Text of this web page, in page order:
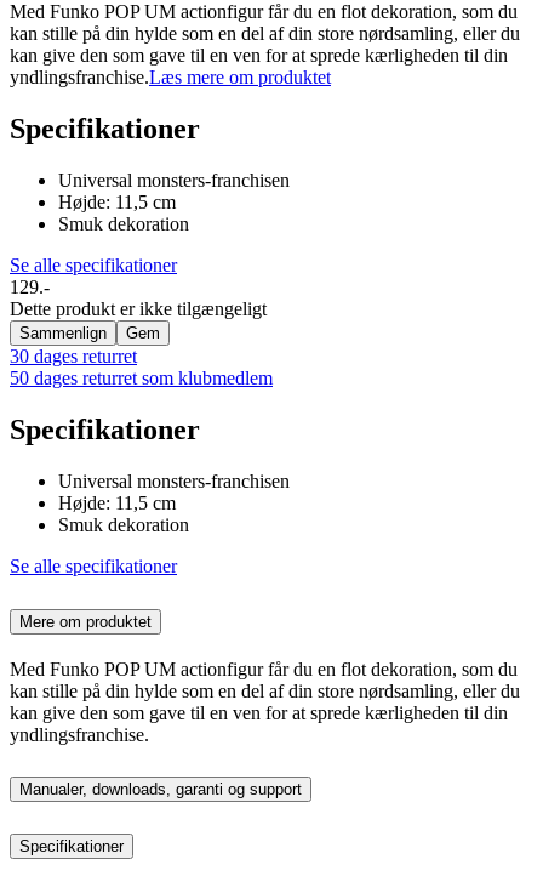
Med Funko POP UM actionfigur får du en flot dekoration, som du
kan stille på din hylde som en del af din store nørdsamling, eller du
kan give den som gave til en ven for at sprede kærligheden til din
yndlingsfranchise.Læs mere om produktet
Specifikationer
Universal monsters-franchisen
Højde: 11,5 cm
Smuk dekoration
Se alle specifikationer
129.-
Dette produkt er ikke tilgængeligt
Sammenlign Gem
30 dages returret
50 dages returret som klubmedlem
Specifikationer
Universal monsters-franchisen
Højde: 11,5 cm
Smuk dekoration
Se alle specifikationer
Mere om produktet
Med Funko POP UM actionfigur får du en flot dekoration, som du
kan stille på din hylde som en del af din store nørdsamling, eller du
kan give den som gave til en ven for at sprede kærligheden til din
yndlingsfranchise.
Manualer, downloads, garanti og support
Specifikationer